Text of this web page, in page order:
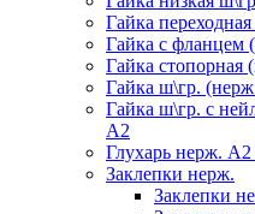
Гайка
Гайка с фланцем
Гайка стопорная
Гайка ш\гр.
Гайка ш\гр. с
A2
Глухарь нерж.
Заклепки нерж.
Заклепки